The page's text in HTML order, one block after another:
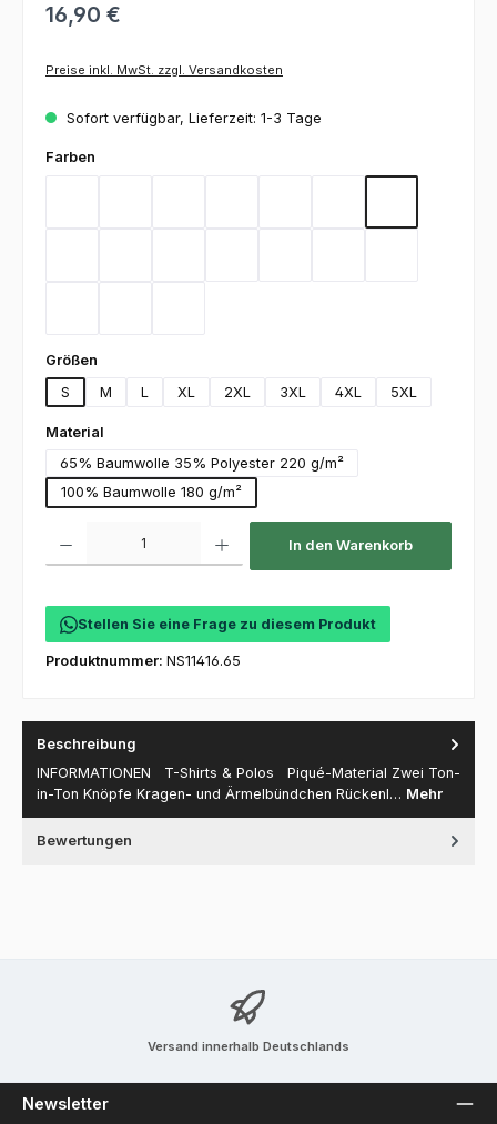
16,90 €
Preise inkl. MwSt. zzgl. Versandkosten
Sofort verfügbar, Lieferzeit: 1-3 Tage
Farben
Größen
S
M L XL 2XL 3XL 4XL 5XL
Material
65% Baumwolle 35% Polyester 220 g/m²
100% Baumwolle 180 g/m²
In den Warenkorb
Stellen Sie eine Frage zu diesem Produkt
Produktnummer: NS11416.65
Beschreibung
INFORMATIONEN T-Shirts & Polos Piqué-Material Zwei Ton-
in-Ton Knöpfe Kragen- und Ärmelbündchen Rückenl… Mehr
Bewertungen
Versand innerhalb Deutschlands
Newsletter